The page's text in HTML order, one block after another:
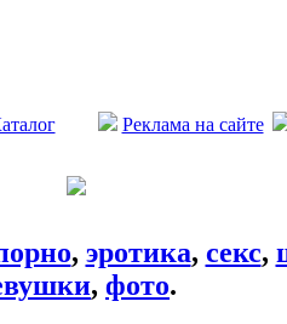
Реклама на сайте
, эротика, секс,
, фото.